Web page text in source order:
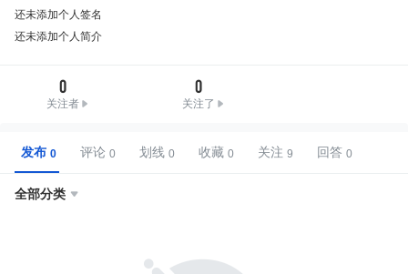
还未添加个人签名
还未添加个人简介
0
关注者
0
关注了
发布 评论 划线 收藏 关注 回答
全部分类 